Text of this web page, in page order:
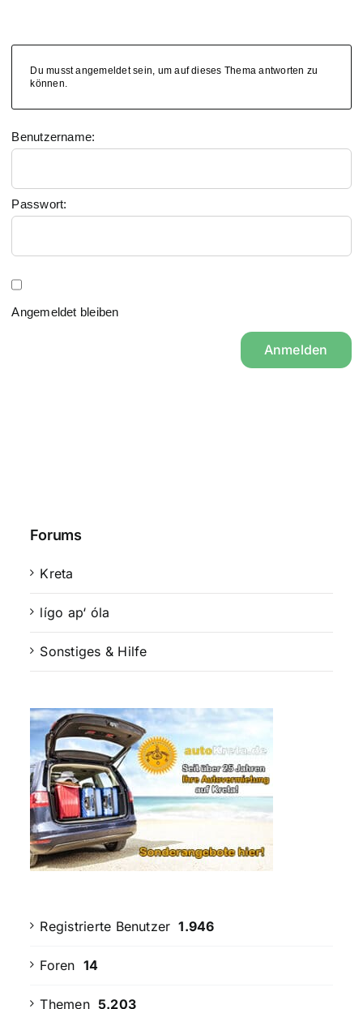
Du musst angemeldet sein, um auf dieses Thema antworten zu
können.
Benutzername:
Passwort:
Angemeldet bleiben
Anmelden
Forums
Kreta
lígo ap‘ óla
Sonstiges & Hilfe
Registrierte Benutzer 1.946
Foren 14
Themen 5.203